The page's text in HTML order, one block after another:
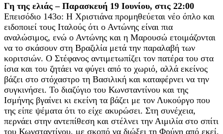
Γη της ελιάς – Παρασκευή 19 Ιουνίου, στις 22:00
Επεισόδιο 143ο: Η Χριστιάνα προμηθεύεται νέο όπλο και
ειδοποιεί τους Ιταλούς ότι ο Αντώνης είναι πια
αναλώσιμος, ενώ ο Αντώνης και η Μαρουσώ ετοιμάζονται
να το σκάσουν στη Βραζιλία μετά την παραλαβή των
κοριτσιών. Ο Στέφανος αντιμετωπίζει τον πατέρα του στα
ίσια και του ζητάει να φύγει από το χωριό, αλλά εκείνος
βάζει στο στόχαστρο τη Βασιλική και καταφέρνει να την
συγκινήσει. Το διαζύγιο του Κωνσταντίνου και της
Ισμήνης βγαίνει κι εκείνη τα βάζει με τον Λυκούργο που
της είπε ψέματα ότι το είχε ακυρώσει. Στη συνέχεια,
περνάει στην αντεπίθεση και στέλνει την Αιμιλία στο σπίτι
του Κωνσταντίνου, με σκοπό να διώξει τη Φρύνη από εκεί.